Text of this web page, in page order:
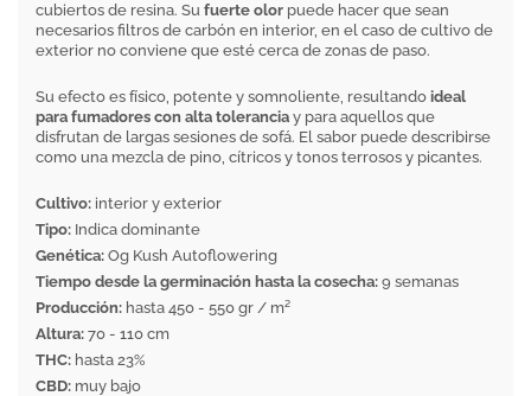
cubiertos de resina. Su fuerte olor puede hacer que sean
necesarios filtros de carbón en interior, en el caso de cultivo de
exterior no conviene que esté cerca de zonas de paso.
Su efecto es físico, potente y somnoliente, resultando ideal
para fumadores con alta tolerancia y para aquellos que
disfrutan de largas sesiones de sofá. El sabor puede describirse
como una mezcla de pino, cítricos y tonos terrosos y picantes.
Cultivo: interior y exterior
Tipo: Indica dominante
Genética: Og Kush Autoflowering
Tiempo desde la germinación hasta la cosecha: 9 semanas
Producción: hasta 450 - 550 gr / m²
Altura: 70 - 110 cm
THC: hasta 23%
CBD: muy bajo